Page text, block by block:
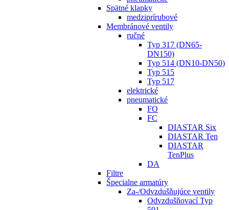
Spätné klapky
medziprírubové
Membránové ventily
ručné
Typ 317 (DN65-
DN150)
Typ 514 (DN10-DN50)
Typ 515
Typ 517
elektrické
pneumatické
FO
FC
DIASTAR Six
DIASTAR Ten
DIASTAR
TenPlus
DA
Filtre
Špecialne armatúry
Za-/Odvzdušňujúce ventily
Odvzdušňovací Typ